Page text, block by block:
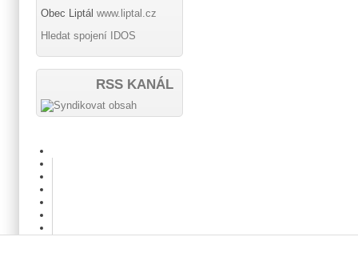
Obec Liptál www.liptal.cz
Hledat spojení IDOS
RSS KANÁL